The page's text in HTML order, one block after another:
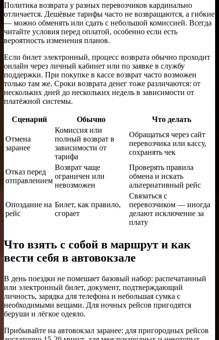
Политика возврата у разных перевозчиков кардинально
отличается. Дешёвые тарифы часто не возвращаются, а гибкие
— можно обменять или сдать с небольшой комиссией. Всегда
читайте условия перед оплатой, особенно если есть
вероятность изменения планов.
Если билет электронный, процесс возврата обычно проходит
онлайн через личный кабинет или по заявке в службу
поддержки. При покупке в кассе возврат часто возможен
только там же. Сроки возврата денег тоже различаются: от
нескольких дней до нескольких недель в зависимости от
платёжной системы.
Сценарий Обычно Что делать
Отмена
заранее
Комиссия или
полный возврат в
зависимости от
тарифа
Обращаться через сайт
перевозчика или кассу,
сохранять чек
Отказ перед
отправлением
Возврат чаще
ограничен или
невозможен
Проверять правила
обмена и искать
альтернативный рейс
Опоздание на
рейс
Билет, как правило,
сгорает
Связаться с
перевозчиком — иногда
делают исключение за
плату
Что взять с собой в маршрут и как
вести себя в автовокзале
В день поездки не помешает базовый набор: распечатанный
или электронный билет, документ, подтверждающий
личность, зарядка для телефона и небольшая сумка с
необходимыми вещами. Для ночных рейсов пригодятся
беруши и лёгкое одеяло.
Прибывайте на автовокзал заранее: для пригородных рейсов